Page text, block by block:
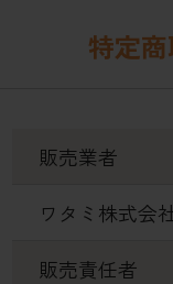
特定
販売業者
ワタミ株式会
販売責任者